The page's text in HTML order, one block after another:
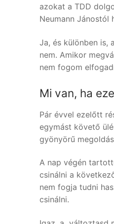
azokat a TDD
Neumann Jánostól
Ja, és különben is,
nem. Amikor
nem fogom
Mi van, ha
Pár évvel ezelőtt
egymást követő
gyönyörű
A nap végén
csinálni a
nem fogja tudni
csinálni.